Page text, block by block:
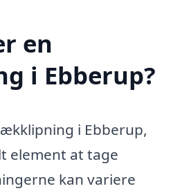
en
i Ebberup?
i Ebberup,
element at tage
kan variere